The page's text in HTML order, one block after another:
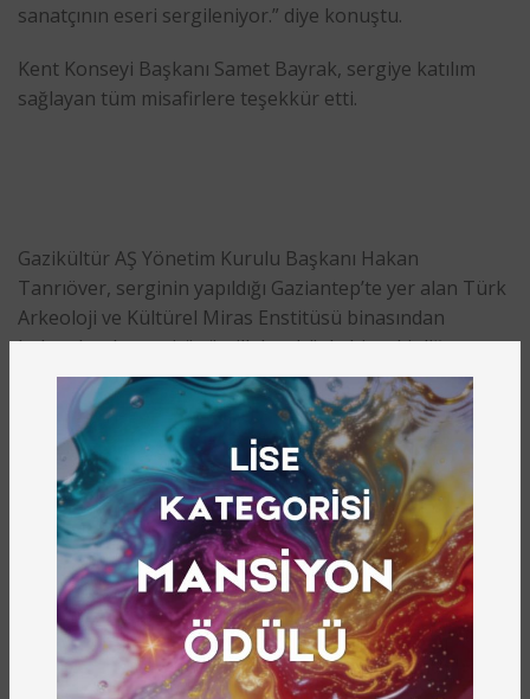
sanatçının eseri sergileniyor.” diye konuştu.
Kent Konseyi Başkanı Samet Bayrak, sergiye katılım
sağlayan tüm misafirlere teşekkür etti.
Gazikültür AŞ Yönetim Kurulu Başkanı Hakan
Tanrıöver, serginin yapıldığı Gaziantep’te yer alan Türk
Arkeoloji ve Kültürel Miras Enstitüsü binasından
bahsederek, enstitünün ilk kez böyle bir etkinliğe ev
sahipliği yaptığını vurguladı. Tanrıöver konuşmasında,
“Çok özel bir mekan ve çok özel birliktelikle beraberiz
burada. Katıldığınız için sizlere çok teşekkür ediyorum.”
Gazikültür Genel Müdürü Prof. Dr. Halil İbrahim Yakar,
serginin gönüllük esasına dayandığına değinerek,
“Asrın felaketini yaşadık. Amacımız iki hafta süre
içerisinde buradan hareketle depremde zarar görmüş
insanlara bir katkı sunabilmek amacıyla hem bir sergi